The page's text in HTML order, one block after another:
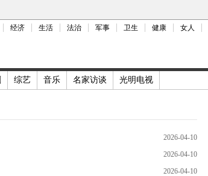
经济 生活 法治 军事 卫生 健康 女人
综艺 音乐 名家访谈 光明电视
2026-04-10
2026-04-10
2026-04-10